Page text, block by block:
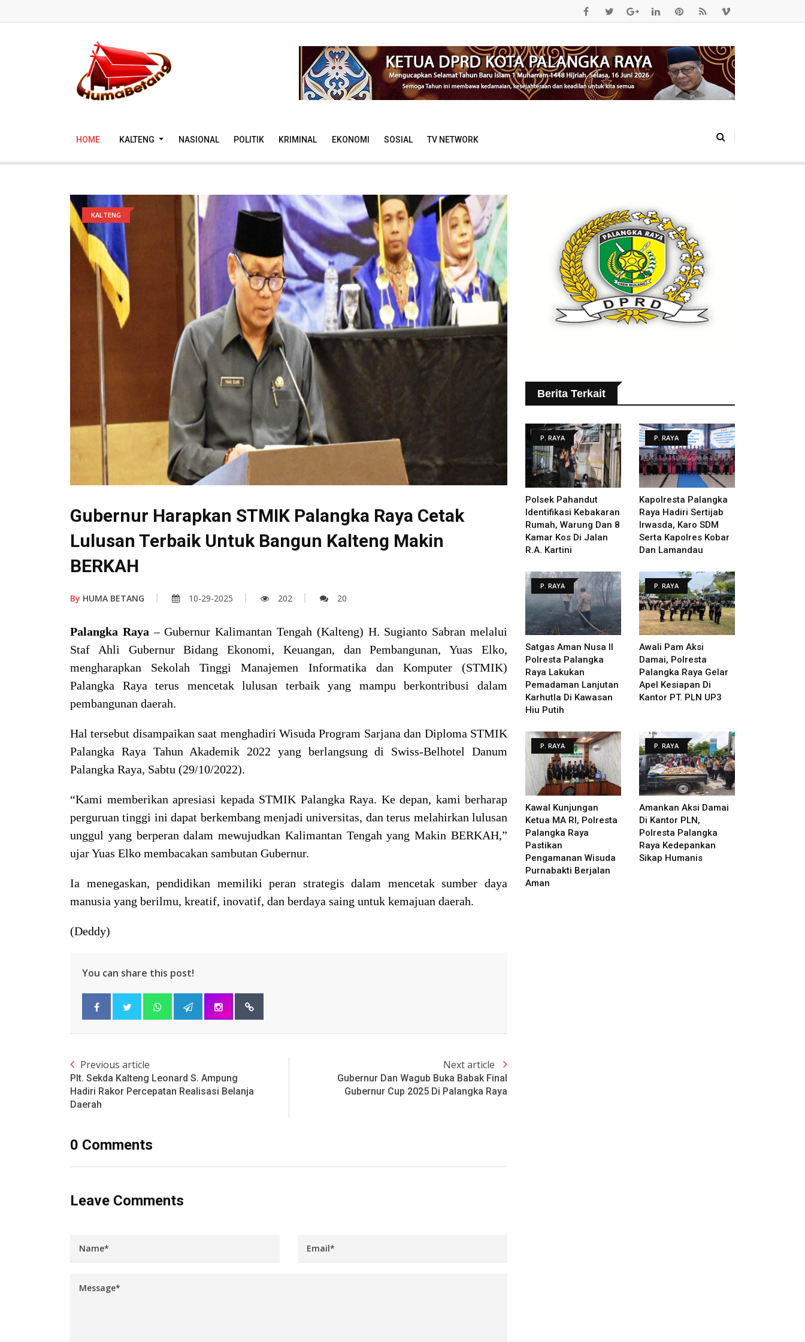
HOME KALTENG NASIONAL POLITIK KRIMINAL EKONOMI SOSIAL TV NETWORK
KALTENG
Gubernur Harapkan STMIK Palangka Raya Cetak
Lulusan Terbaik Untuk Bangun Kalteng Makin
BERKAH
By HUMA BETANG 10-29-2025 202 20
Palangka Raya – Gubernur Kalimantan Tengah (Kalteng) H. Sugianto Sabran melalui
Staf Ahli Gubernur Bidang Ekonomi, Keuangan, dan Pembangunan, Yuas Elko,
mengharapkan Sekolah Tinggi Manajemen Informatika dan Komputer (STMIK)
Palangka Raya terus mencetak lulusan terbaik yang mampu berkontribusi dalam
pembangunan daerah.
Hal tersebut disampaikan saat menghadiri Wisuda Program Sarjana dan Diploma STMIK
Palangka Raya Tahun Akademik 2022 yang berlangsung di Swiss-Belhotel Danum
Palangka Raya, Sabtu (29/10/2022).
“Kami memberikan apresiasi kepada STMIK Palangka Raya. Ke depan, kami berharap
perguruan tinggi ini dapat berkembang menjadi universitas, dan terus melahirkan lulusan
unggul yang berperan dalam mewujudkan Kalimantan Tengah yang Makin BERKAH,”
ujar Yuas Elko membacakan sambutan Gubernur.
Ia menegaskan, pendidikan memiliki peran strategis dalam mencetak sumber daya
manusia yang berilmu, kreatif, inovatif, dan berdaya saing untuk kemajuan daerah.
(Deddy)
You can share this post!
Previous article
Plt. Sekda Kalteng Leonard S. Ampung
Hadiri Rakor Percepatan Realisasi Belanja
Daerah
Next article
Gubernur Dan Wagub Buka Babak Final
Gubernur Cup 2025 Di Palangka Raya
0 Comments
Leave Comments
Berita Terkait
P. RAYA
Polsek Pahandut
Identifikasi Kebakaran
Rumah, Warung Dan 8
Kamar Kos Di Jalan
R.A. Kartini
P. RAYA
Kapolresta Palangka
Raya Hadiri Sertijab
Irwasda, Karo SDM
Serta Kapolres Kobar
Dan Lamandau
P. RAYA
Satgas Aman Nusa II
Polresta Palangka
Raya Lakukan
Pemadaman Lanjutan
Karhutla Di Kawasan
Hiu Putih
P. RAYA
Awali Pam Aksi
Damai, Polresta
Palangka Raya Gelar
Apel Kesiapan Di
Kantor PT. PLN UP3
P. RAYA
Kawal Kunjungan
Ketua MA RI, Polresta
Palangka Raya
Pastikan
Pengamanan Wisuda
Purnabakti Berjalan
Aman
P. RAYA
Amankan Aksi Damai
Di Kantor PLN,
Polresta Palangka
Raya Kedepankan
Sikap Humanis